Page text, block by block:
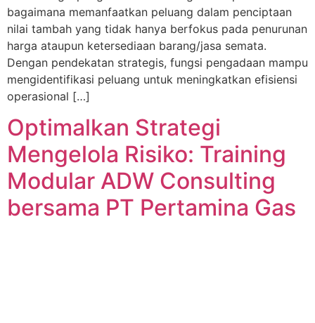
bagaimana memanfaatkan peluang dalam penciptaan
nilai tambah yang tidak hanya berfokus pada penurunan
harga ataupun ketersediaan barang/jasa semata.
Dengan pendekatan strategis, fungsi pengadaan mampu
mengidentifikasi peluang untuk meningkatkan efisiensi
operasional […]
Optimalkan Strategi
Mengelola Risiko: Training
Modular ADW Consulting
bersama PT Pertamina Gas